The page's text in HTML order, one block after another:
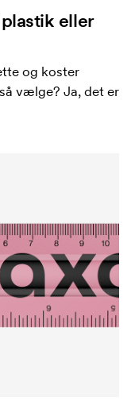
eller
og koster
vælge? Ja, det er